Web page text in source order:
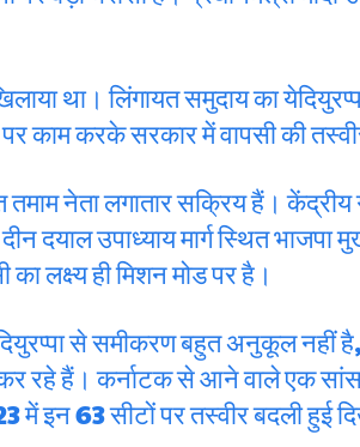
था। लिंगायत समुदाय का
पर काम करके सरकार में वापसी की
तमाम नेता लगातार सक्रिय हैं।
उपाध्याय मार्ग स्थित भाजपा
लक्ष्य ही मिशन मोड पर है।
से समीकरण बहुत अनुकूल नहीं
रहे हैं। कर्नाटक से आने वाले एक
इन 63 सीटों पर तस्वीर बदली हुई